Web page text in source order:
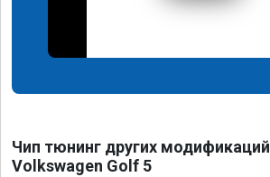
Чип тюнинг других модификаций
Volkswagen Golf 5